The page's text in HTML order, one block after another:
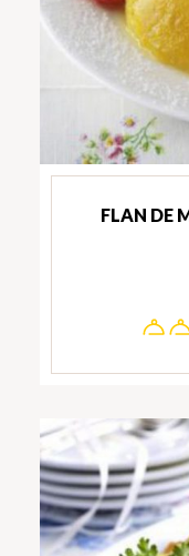
FLAN DE